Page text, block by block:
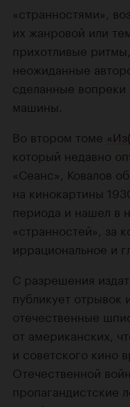
«странностями»,
их жанровой или
прихотливые
неожиданные
сделанные вопреки
машины.
Во втором томе
который недавно
«Сеанс», Ковалов
на кинокартины
периода и нашел в
«странностей», за
иррациональное и
С разрешения
публикует
отечественные
от американских,
и советского кино
Отечественной
пропагандистские